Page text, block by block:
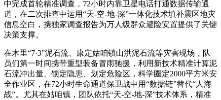
中完成首轮精准调查，72小时内靠卫星电话打通数据传输通
道，在二次排查中运用“天-空-地-深”一体化技术填补震区地灾
信息空白，携独家调查报告为万人级群众避险安置提供了关键
决策支撑。
在木里“7·3”泥石流、康定姑咱镇山洪泥石流等灾害现场，队
员们第一时间携带重型装备冒雨驰援，利用新技术精准计算泥
石流冲出量、锁定隐患、划定危险区，科学圈定2000平方米安
全作业区，在72小时生命通道保卫战中用“数据链”替代“人海
战”。尤其在姑咱镇，团队依托“天-空-地-深”技术体系，精准